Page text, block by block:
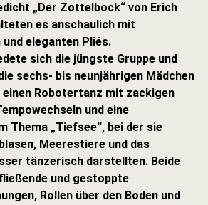
„Der Zottelbock“ von Erich
es anschaulich mit
eleganten Pliés.
sich die jüngste Gruppe und
sechs- bis neunjährigen Mädchen
Robotertanz mit zackigen
und eine
Thema „Tiefsee“, bei der sie
Meerestiere und das
tänzerisch darstellten. Beide
und gestoppte
Rollen über den Boden und